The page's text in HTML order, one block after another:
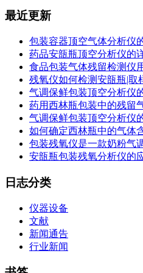
最近更新
包装容器顶空气体分析仪
药品安瓿瓶顶空分析仪的
食品包装气体残留检测仪
残氧仪如何检测安瓿瓶|取
气调保鲜包装顶空分析仪
药用西林瓶包装中的残留
气调保鲜包装顶空分析仪
如何确定西林瓶中的气体
包装残氧仪是一款奶粉气
安瓿瓶包装残氧分析仪的
日志分类
仪器设备
文献
新闻通告
行业新闻